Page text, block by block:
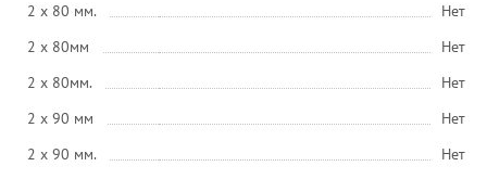
2 x 80 мм.
Нет
2 x 80мм
Нет
2 x 80мм.
Нет
2 x 90 мм
Нет
2 x 90 мм.
Нет